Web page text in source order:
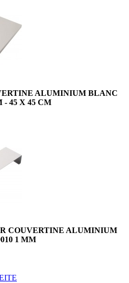
ALUMINIUM BLANC
- 45 X 45 CM
COUVERTINE ALUMINIUM
1 MM